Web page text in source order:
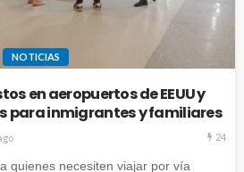
NOTICIAS
en aeropuertos de EEUU y
para inmigrantes y familiares
24
quienes necesiten viajar por vía